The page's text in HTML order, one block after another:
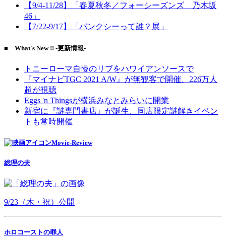
【9/4-11/28】「春夏秋冬／フォーシーズンズ 乃木坂
46」
【7/22-9/17】「バンクシーって誰？展」
■ What's New !! -更新情報-
トニーローマ自慢のリブをハワイアンソースで
『マイナビTGC 2021 A/W』が無観客で開催、226万人
超が視聴
Eggs 'n Thingsが横浜みなとみらいに開業
新宿に『謎専門書店』が誕生、同店限定謎解きイベン
トも常時開催
Movie-Review
総理の夫
9/23（木・祝）公開
ホロコーストの罪人